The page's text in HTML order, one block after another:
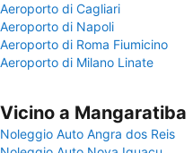
Aeroporto di Cagliari
Aeroporto di Napoli
Aeroporto di Roma Fiumicino
Aeroporto di Milano Linate
Vicino a Mangaratiba
Noleggio Auto Angra dos Reis